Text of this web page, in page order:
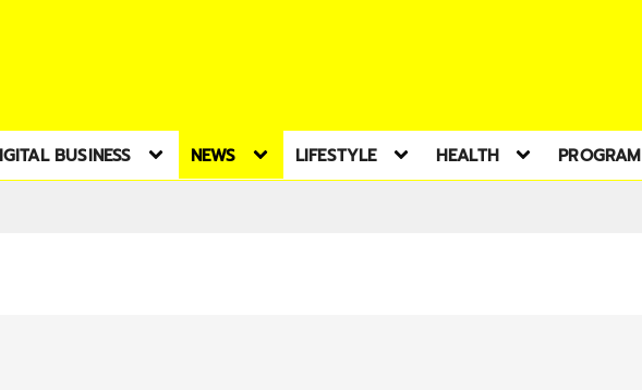
BUSINESS NEWS LIFESTYLE HEALTH PROGRAM